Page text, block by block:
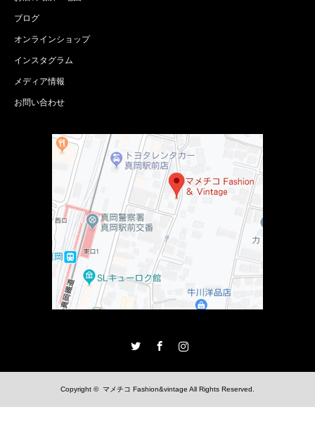
ブログ
オンラインショップ
インスタグラム
メディア情報
お問い合わせ
Copyright © マメチコ Fashion&vintage All Rights Reserved.